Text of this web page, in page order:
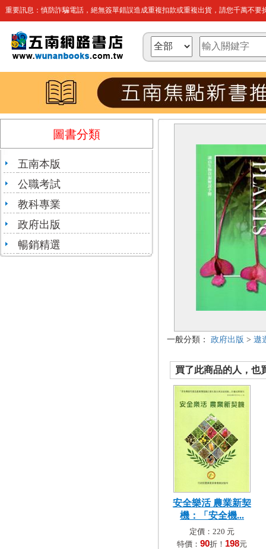
重要訊息：慎防詐騙電話，絕無簽單錯誤造成重複扣款或重複出貨，請您千萬不要
圖書分類
五南本版
公職考試
教科專業
政府出版
暢銷精選
一般分類： 政府出版 > 遨
買了此商品的人，也
安全樂活 農業新契
機：「安全機...
定價：220 元
特價： 90折！ 198元